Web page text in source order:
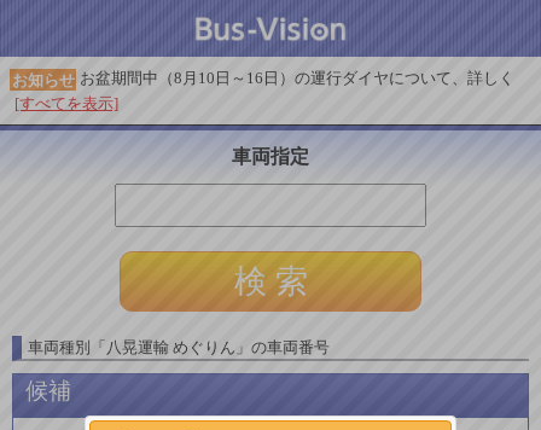
お知らせ お盆期間中（8月10日～16日）の運行ダイヤについて、詳しく
[すべてを表示]
車両指定
車両種別 「 八晃運輸 めぐりん 」 の車両番号
候補